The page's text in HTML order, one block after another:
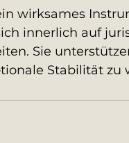
wirksames
innerlich auf
Sie
Stabilität zu